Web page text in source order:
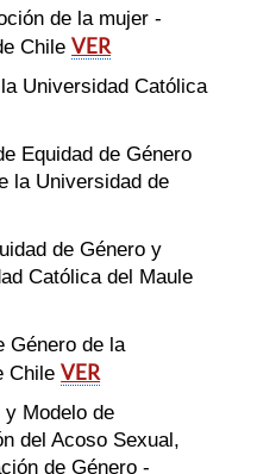
de la mujer -
ChileVER
Universidad Católica
Equidad de Género
la Universidad de
de Género y
Católica del Maule
Género de la
ChileVER
y Modelo de
del Acoso Sexual,
de Género -